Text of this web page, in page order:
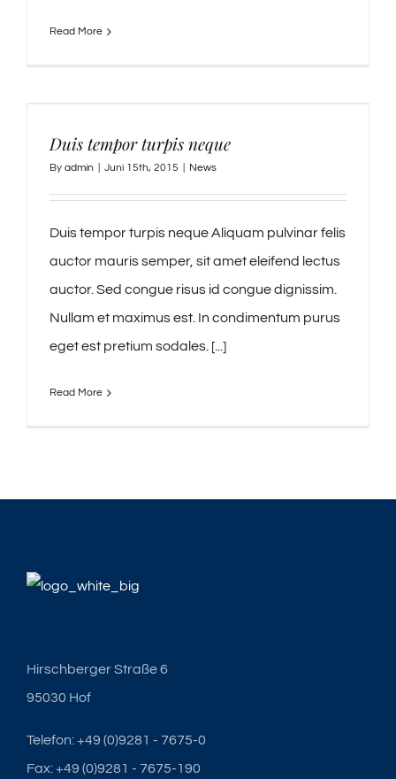
Read More
Duis tempor turpis neque
By admin Juni 15th, 2015 News
Duis tempor turpis neque Aliquam pulvinar felis
auctor mauris semper, sit amet eleifend lectus
auctor. Sed congue risus id congue dignissim.
Nullam et maximus est. In condimentum purus
eget est pretium sodales. [...]
Read More
Hirschberger Straße 6
95030 Hof
Telefon: +49 (0)9281 - 7675-0
Fax: +49 (0)9281 - 7675-190